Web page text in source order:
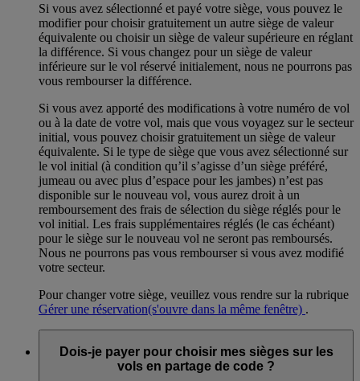
Si vous avez sélectionné et payé votre siège, vous pouvez le
modifier pour choisir gratuitement un autre siège de valeur
équivalente ou choisir un siège de valeur supérieure en réglant
la différence. Si vous changez pour un siège de valeur
inférieure sur le vol réservé initialement, nous ne pourrons pas
vous rembourser la différence.
Si vous avez apporté des modifications à votre numéro de vol
ou à la date de votre vol, mais que vous voyagez sur le secteur
initial, vous pouvez choisir gratuitement un siège de valeur
équivalente. Si le type de siège que vous avez sélectionné sur
le vol initial (à condition qu’il s’agisse d’un siège préféré,
jumeau ou avec plus d’espace pour les jambes) n’est pas
disponible sur le nouveau vol, vous aurez droit à un
remboursement des frais de sélection du siège réglés pour le
vol initial. Les frais supplémentaires réglés (le cas échéant)
pour le siège sur le nouveau vol ne seront pas remboursés.
Nous ne pourrons pas vous rembourser si vous avez modifié
votre secteur.
Pour changer votre siège, veuillez vous rendre sur la rubrique
Gérer une réservation(s'ouvre dans la même fenêtre) .
Dois-je payer pour choisir mes sièges sur les
vols en partage de code ?